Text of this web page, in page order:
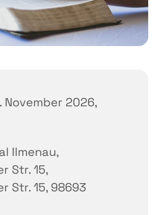
November 2026,
Ilmenau,
Str. 15,
Str. 15, 98693